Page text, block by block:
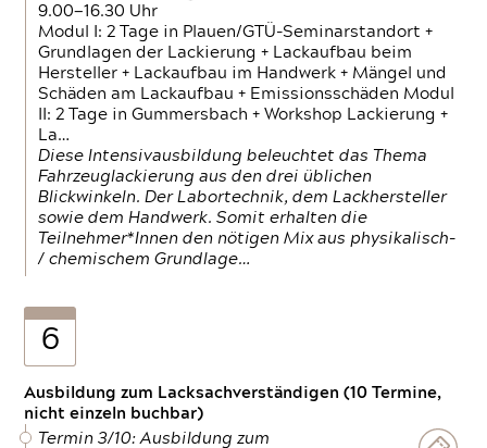
9.00—16.30 Uhr
Modul I: 2 Tage in Plauen/GTÜ-Seminarstandort +
Grundlagen der Lackierung + Lackaufbau beim
Hersteller + Lackaufbau im Handwerk + Mängel und
Schäden am Lackaufbau + Emissionsschäden Modul
II: 2 Tage in Gummersbach + Workshop Lackierung +
La…
Diese Intensivausbildung beleuchtet das Thema
Fahrzeuglackierung aus den drei üblichen
Blickwinkeln. Der Labortechnik, dem Lackhersteller
sowie dem Handwerk. Somit erhalten die
Teilnehmer*Innen den nötigen Mix aus physikalisch-
/ chemischem Grundlage…
6
Ausbildung zum Lacksachverständigen (10 Termine,
nicht einzeln buchbar)
Termin 3/10: Ausbildung zum